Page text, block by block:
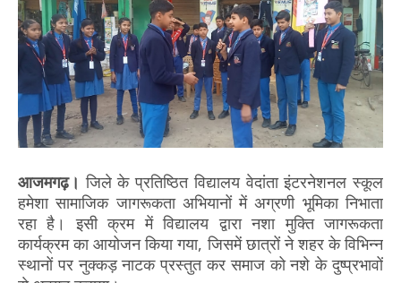
आजमगढ़। जिले के प्रतिष्ठित विद्यालय वेदांता इंटरनेशनल स्कूल
हमेशा सामाजिक जागरूकता अभियानों में अग्रणी भूमिका निभाता
रहा है। इसी क्रम में विद्यालय द्वारा नशा मुक्ति जागरूकता
कार्यक्रम का आयोजन किया गया, जिसमें छात्रों ने शहर के विभिन्न
स्थानों पर नुक्कड़ नाटक प्रस्तुत कर समाज को नशे के दुष्प्रभावों